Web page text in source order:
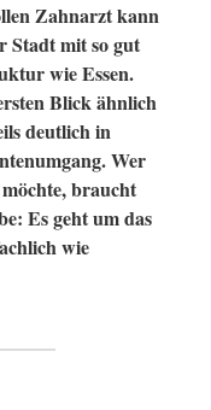
Zahnarzt kann
Stadt mit so gut
wie Essen.
Blick ähnlich
deutlich in
Wer
braucht
Es geht um das
wie